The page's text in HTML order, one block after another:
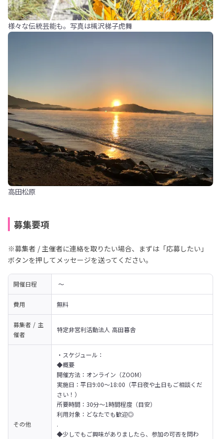
様々な伝統芸能も。写真は槻沢梯子虎舞
高田松原
募集要項
※募集者 / 主催者に連絡を取りたい場合、まずは「応募したい」
ボタンを押してメッセージを送ってください。
開催日程 〜
費用 無料
募集者 / 主
催者
特定非営利活動法人 高田暮舎
その他
・スケジュール：
◆概要
開催方法：オンライン（ZOOM）
実施日：平日9:00～18:00（平日夜や土日もご相談くだ
さい！）
所要時間：30分～1時間程度（目安）
利用対象：どなたでも歓迎◎
.
◆少しでもご興味がありましたら、参加の可否を問わ